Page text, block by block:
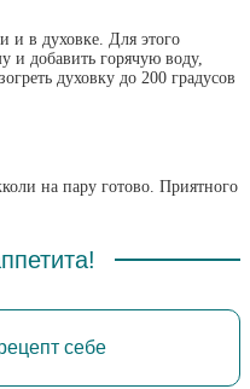
и в духовке. Для этого
и добавить горячую воду,
духовку до 200 градусов
на пару готово. Приятного
себе